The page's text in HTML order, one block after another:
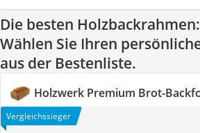
Die besten Holzbackrahmen:
Wählen Sie Ihren
aus der Bestenliste.
Holzwerk Premium Brot-
Vergleichssieger